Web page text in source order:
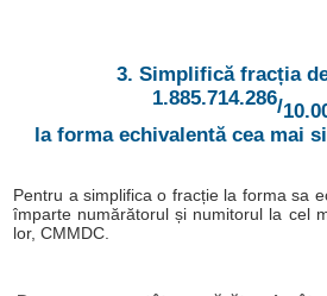
3. Simplifică fracția
1.885.714.286/
la forma echivalentă cea mai
Pentru a simplifica o fracție la forma sa
împarte numărătorul și numitorul la cel
lor, CMMDC.